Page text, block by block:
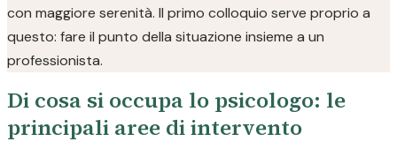
con maggiore serenità. Il primo colloquio serve proprio a
questo: fare il punto della situazione insieme a un
professionista.
Di cosa si occupa lo psicologo: le
principali aree di intervento